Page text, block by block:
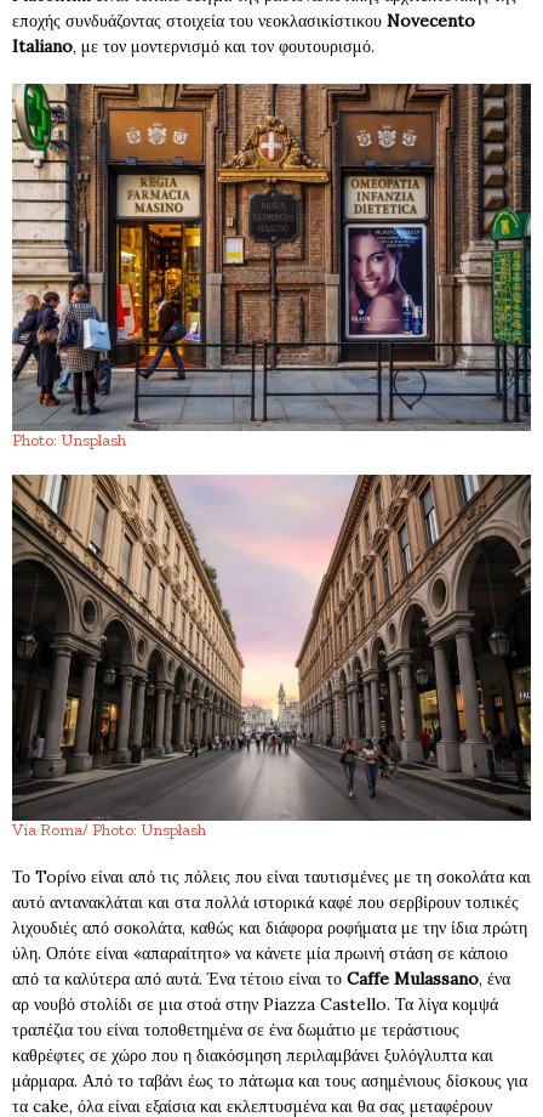
εποχής συνδυάζοντας στοιχεία του νεοκλασικίστικου Novecento
Italiano, με τον μοντερνισμό και τον φουτουρισμό.
Photo: Unsplash
Via Roma/ Photo: Unsplash
Το Toρίνο είναι από τις πόλεις που είναι ταυτισμένες με τη σοκολάτα και
αυτό αντανακλάται και στα πολλά ιστορικά καφέ που σερβίρουν τοπικές
λιχουδιές από σοκολάτα, καθώς και διάφορα ροφήματα με την ίδια πρώτη
ύλη. Οπότε είναι «απαραίτητο» να κάνετε μία πρωινή στάση σε κάποιο
από τα καλύτερα από αυτά. Ένα τέτοιο είναι το Caffe Mulassano, ένα
αρ νουβό στολίδι σε μια στοά στην Piazza Castello. Τα λίγα κομψά
τραπέζια του είναι τοποθετημένα σε ένα δωμάτιο με τεράστιους
καθρέφτες σε χώρο που η διακόσμηση περιλαμβάνει ξυλόγλυπτα και
μάρμαρα. Από το ταβάνι έως το πάτωμα και τους ασημένιους δίσκους για
τα cake, όλα είναι εξαίσια και εκλεπτυσμένα και θα σας μεταφέρουν